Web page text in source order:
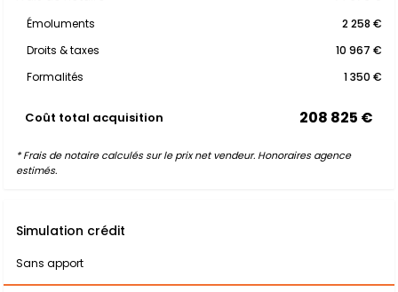
Émoluments
2 258 €
Droits & taxes
10 967 €
Formalités
1 350 €
Coût total acquisition 208 825 €
* Frais de notaire calculés sur le prix net vendeur. Honoraires agence
estimés.
Simulation crédit
Sans apport